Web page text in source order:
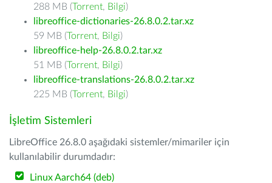
288 MB (Torrent, Bilgi)
libreoffice-dictionaries-26.8.0.2.tar.xz
59 MB (Torrent, Bilgi)
libreoffice-help-26.8.0.2.tar.xz
51 MB (Torrent, Bilgi)
libreoffice-translations-26.8.0.2.tar.xz
225 MB (Torrent, Bilgi)
İşletim Sistemleri
LibreOffice 26.8.0 aşağıdaki sistemler/mimariler için
kullanılabilir durumdadır:
Linux Aarch64 (deb)